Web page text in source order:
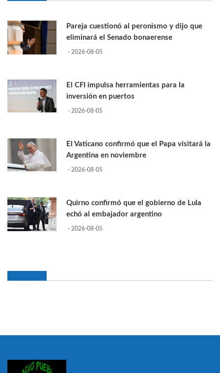
Pareja cuestionó al peronismo y dijo que
eliminará el Senado bonaerense
- 2026-08-05
El CFI impulsa herramientas para la
inversión en puertos
- 2026-08-05
El Vaticano confirmó que el Papa visitará la
Argentina en noviembre
- 2026-08-05
Quirno confirmó que el gobierno de Lula
echó al embajador argentino
- 2026-08-05